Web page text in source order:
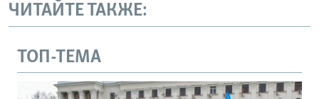
ЧИТАЙТЕ ТАКЖЕ:
ТОП-ТЕМА